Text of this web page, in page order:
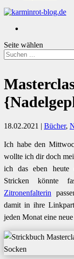
Seite wählen
18.02.2021 | Bücher,
Ich habe den
wollte ich dir doch
ich das eben heute
Stricken könnte
Zitronenfalterin
damit in ihre
jeden Monat eine